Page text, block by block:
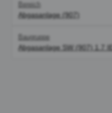
Bereich
Abgasanlage (907)
Baugruppe
Abgasanlage SW (907) 1.7